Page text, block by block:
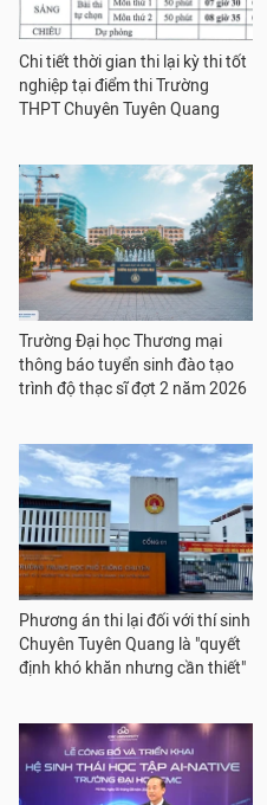
Chi tiết thời gian thi lại kỳ thi tốt
nghiệp tại điểm thi Trường
THPT Chuyên Tuyên Quang
Trường Đại học Thương mại
thông báo tuyển sinh đào tạo
trình độ thạc sĩ đợt 2 năm 2026
Phương án thi lại đối với thí sinh
Chuyên Tuyên Quang là "quyết
định khó khăn nhưng cần thiết"